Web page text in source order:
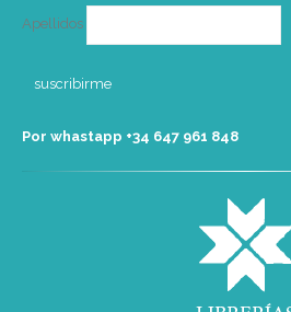
Apellidos
Por whastapp +34 ‭647 961 848‬